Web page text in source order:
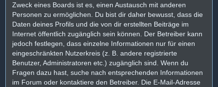
Zweck eines Boards ist es, einen Austausch mit anderen
Personen zu ermöglichen. Du bist dir daher bewusst, dass die
Daten deines Profils und die von dir erstellten Beiträge im
Internet öffentlich zugänglich sein können. Der Betreiber kann
jedoch festlegen, dass einzelne Informationen nur für einen
eingeschränkten Nutzerkreis (z. B. andere registrierte
Benutzer, Administratoren etc.) zugänglich sind. Wenn du
Fragen dazu hast, suche nach entsprechenden Informationen
im Forum oder kontaktiere den Betreiber. Die E-Mail-Adresse